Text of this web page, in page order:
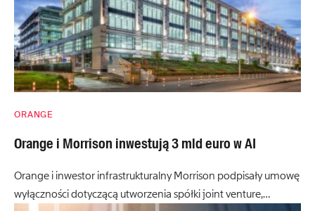
ORANGE
Orange i Morrison inwestują 3 mld euro w AI
Orange i inwestor infrastrukturalny Morrison podpisały umowę
wyłączności dotyczącą utworzenia spółki joint venture,…